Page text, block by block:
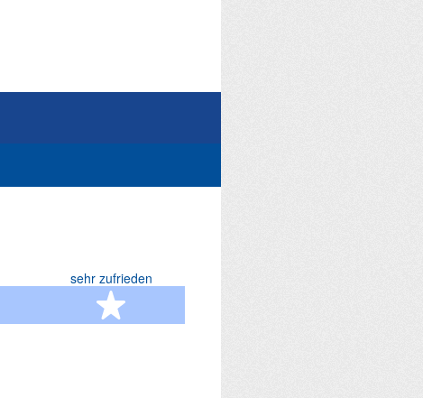
sehr zufrieden
5 Sterne